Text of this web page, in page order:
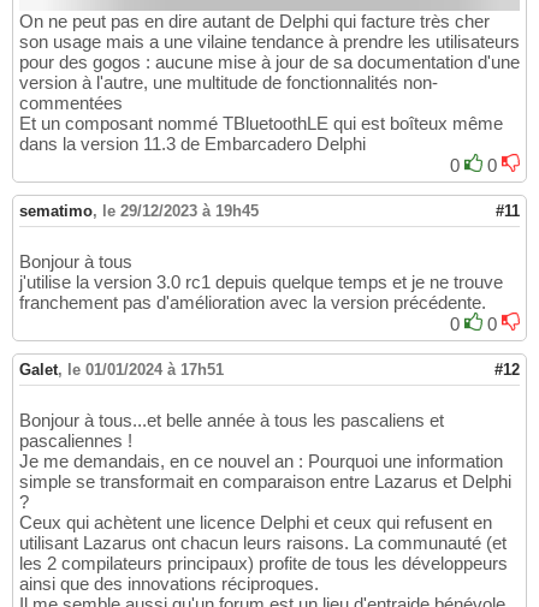
On ne peut pas en dire autant de Delphi qui facture très cher
son usage mais a une vilaine tendance à prendre les utilisateurs
pour des gogos : aucune mise à jour de sa documentation d'une
version à l'autre, une multitude de fonctionnalités non-
commentées
Et un composant nommé TBluetoothLE qui est boîteux même
dans la version 11.3 de Embarcadero Delphi
0
0
sematimo, le 29/12/2023 à 19h45 #11
Bonjour à tous
j'utilise la version 3.0 rc1 depuis quelque temps et je ne trouve
franchement pas d'amélioration avec la version précédente.
0
0
Galet, le 01/01/2024 à 17h51 #12
Bonjour à tous...et belle année à tous les pascaliens et
pascaliennes !
Je me demandais, en ce nouvel an : Pourquoi une information
simple se transformait en comparaison entre Lazarus et Delphi
?
Ceux qui achètent une licence Delphi et ceux qui refusent en
utilisant Lazarus ont chacun leurs raisons. La communauté (et
les 2 compilateurs principaux) profite de tous les développeurs
ainsi que des innovations réciproques.